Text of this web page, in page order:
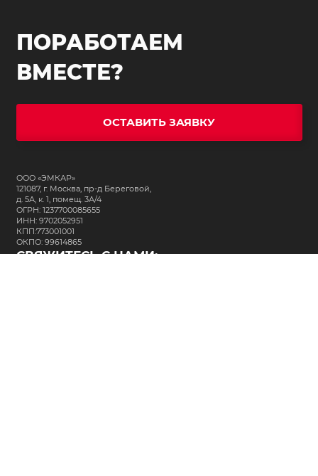
ПОРАБОТАЕМ
ВМЕСТЕ?
ОСТАВИТЬ ЗАЯВКУ
ООО «ЭМКАР»
121087, г. Москва, пр-д Береговой,
д. 5А, к. 1, помещ. 3А/4
ОГРН: 1237700085655
ИНН: 9702052951
КПП:773001001
ОКПО: 99614865
СВЯЖИТЕСЬ С НАМИ: